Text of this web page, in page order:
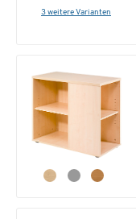
3 weitere Varianten